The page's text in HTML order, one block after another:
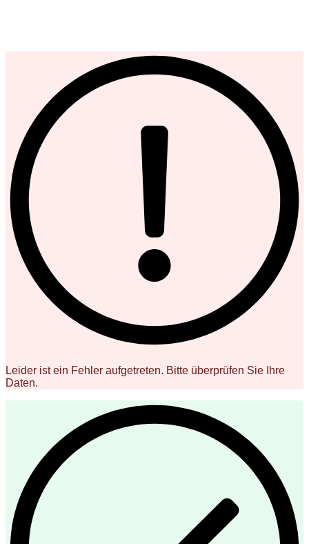
Leider ist ein Fehler aufgetreten. Bitte überprüfen Sie Ihre
Daten.